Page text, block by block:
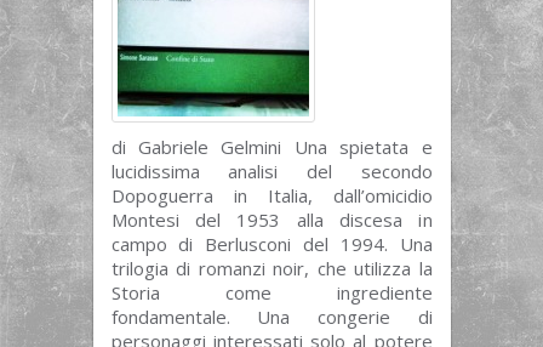
di Gabriele Gelmini Una spietata e
lucidissima analisi del secondo
Dopoguerra in Italia, dall’omicidio
Montesi del 1953 alla discesa in
campo di Berlusconi del 1994. Una
trilogia di romanzi noir, che utilizza la
Storia come ingrediente
fondamentale. Una congerie di
personaggi interessati solo al potere